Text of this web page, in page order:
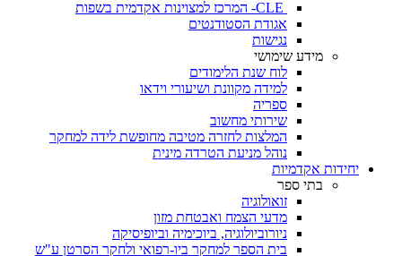
אגודת הסטודנטים
נגישות
מידע שימושי
לוח שנת הלימודים
למידה מקוונת ושיעורי וידאו
ספריה
שירותי מחשוב
המלצות לחזרה מטיבה מחופשת לידה למחקר
נוהל מניעת הטרדה מינית
יחידות אקדמיות
בתי ספר
זואולוגיה
מדעי הצמח ואבטחת מזון
ניורוביולוגיה, ביוכימיה וביופיסיקה
בית הספר למחקר ביו-רפואי ולחקר הסרטן ע"ש